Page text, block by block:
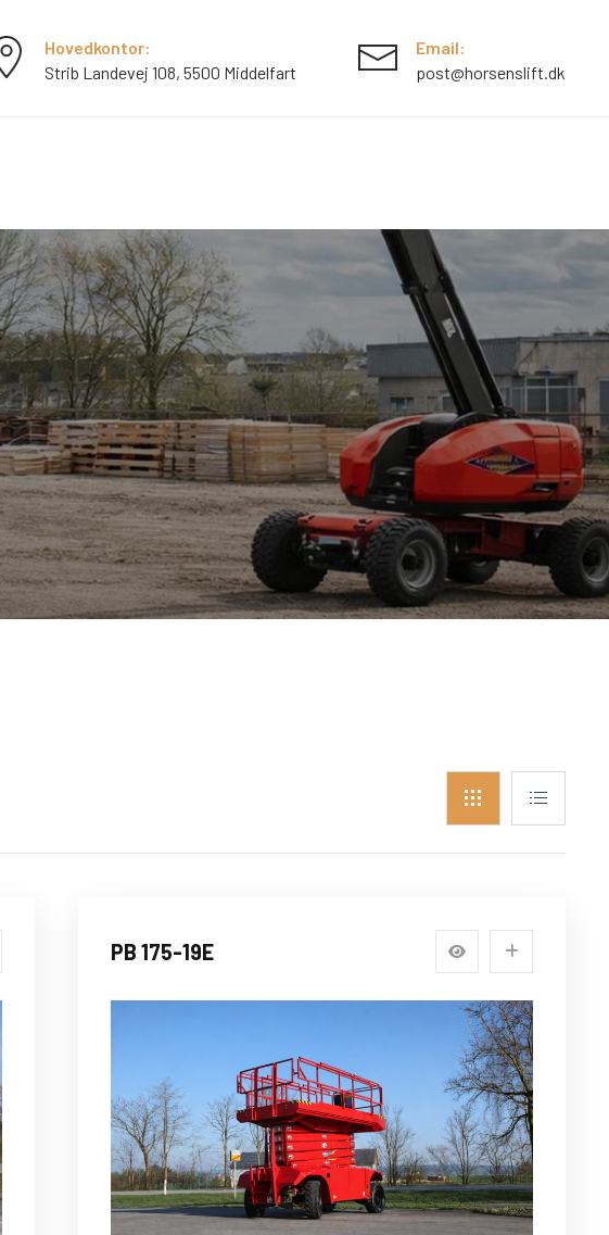
Hovedkontor:
Strib Landevej 108, 5500 Middelfart
Email:
post@horsenslift.dk
PB 175-19E